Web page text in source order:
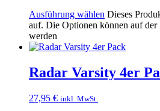
Ausführung wählen Dieses
auf. Die Optionen können auf der
werden
Radar Varsity 4er
27,95 € inkl. MwSt.